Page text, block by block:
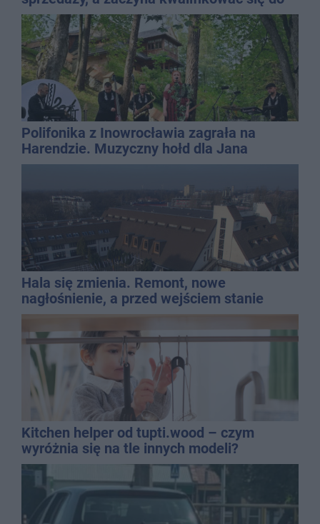
kasacji?
Polifonika z Inowrocławia zagrała na
Harendzie. Muzyczny hołd dla Jana
Kasprowicza
Hala się zmienia. Remont, nowe
nagłośnienie, a przed wejściem stanie
QEMETICA ARENA
Kitchen helper od tupti.wood – czym
wyróżnia się na tle innych modeli?